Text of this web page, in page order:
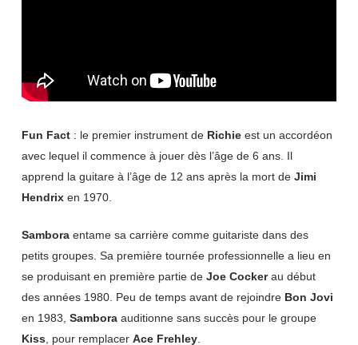
Fun Fact: le premier instrument de Richieest un accordéon
avec lequel il commence à jouer dès l’âge de 6 ans. Il
apprend la guitare à l’âge de 12 ans après la mort de Jimi
Hendrixen 1970.
Samboraentame sa carrière comme guitariste dans des
petits groupes. Sa première tournée professionnelle a lieu en
se produisant en première partie de Joe Cockerau début
des années 1980. Peu de temps avant de rejoindre Bon Jovi
en 1983, Samboraauditionne sans succès pour le groupe
Kiss , pour remplacer Ace Frehley.